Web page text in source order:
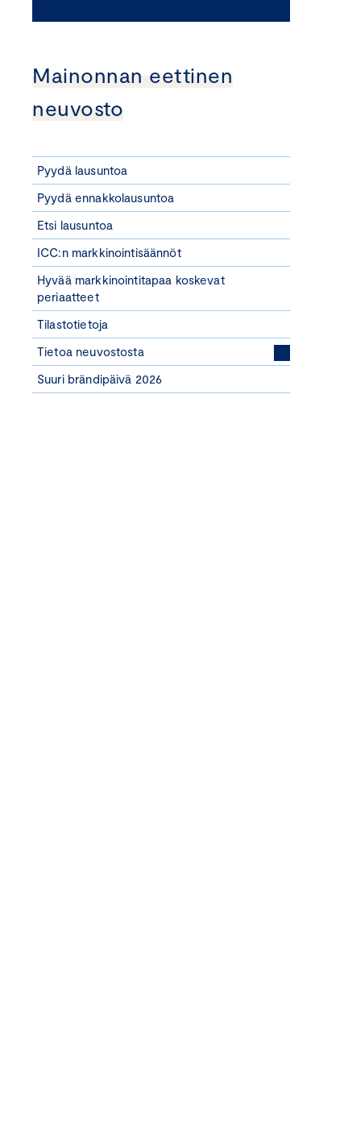
Mainonnan eettinen
neuvosto
Pyydä lausuntoa
Pyydä ennakkolausuntoa
Etsi lausuntoa
ICC:n markkinointisäännöt
Hyvää markkinointitapaa koskevat
periaatteet
Tilastotietoja
Tietoa neuvostosta
Suuri brändipäivä 2026